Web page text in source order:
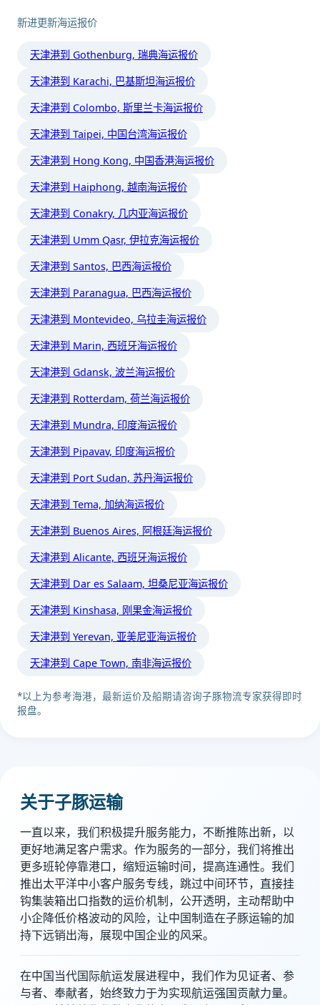
新进更新海运报价
天津港到 Gothenburg, 瑞典海运报价
天津港到 Karachi, 巴基斯坦海运报价
天津港到 Colombo, 斯里兰卡海运报价
天津港到 Taipei, 中国台湾海运报价
天津港到 Hong Kong, 中国香港海运报价
天津港到 Haiphong, 越南海运报价
天津港到 Conakry, 几内亚海运报价
天津港到 Umm Qasr, 伊拉克海运报价
天津港到 Santos, 巴西海运报价
天津港到 Paranagua, 巴西海运报价
天津港到 Montevideo, 乌拉圭海运报价
天津港到 Marin, 西班牙海运报价
天津港到 Gdansk, 波兰海运报价
天津港到 Rotterdam, 荷兰海运报价
天津港到 Mundra, 印度海运报价
天津港到 Pipavav, 印度海运报价
天津港到 Port Sudan, 苏丹海运报价
天津港到 Tema, 加纳海运报价
天津港到 Buenos Aires, 阿根廷海运报价
天津港到 Alicante, 西班牙海运报价
天津港到 Dar es Salaam, 坦桑尼亚海运报价
天津港到 Kinshasa, 刚果金海运报价
天津港到 Yerevan, 亚美尼亚海运报价
天津港到 Cape Town, 南非海运报价
*以上为参考海港，最新运价及船期请咨询子豚物流专家获得即时
报盘。
关于子豚运输
一直以来，我们积极提升服务能力，不断推陈出新，以
更好地满足客户需求。作为服务的一部分，我们将推出
更多班轮停靠港口，缩短运输时间，提高连通性。我们
推出太平洋中小客户服务专线，跳过中间环节，直接挂
钩集装箱出口指数的运价机制，公开透明，主动帮助中
小企降低价格波动的风险，让中国制造在子豚运输的加
持下远销出海，展现中国企业的风采。
在中国当代国际航运发展进程中，我们作为见证者、参
与者、奉献者，始终致力于为实现航运强国贡献力量。